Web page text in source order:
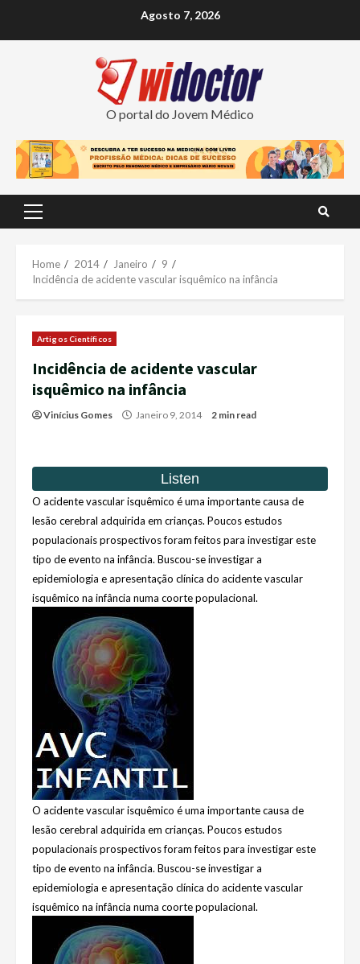
Agosto 7, 2026
O portal do Jovem Médico
Primary
Home 2014 Janeiro
9
Incidência de acidente vascular isquêmico na infância
Artigos Científicos
Incidência de acidente vascular
isquêmico na infância
Vinícius Gomes Janeiro 9, 2014 2 min read
O acidente vascular isquêmico é uma importante causa de
lesão cerebral adquirida em crianças. Poucos estudos
populacionais prospectivos foram feitos para investigar este
tipo de evento na infância. Buscou-se investigar a
epidemiologia e apresentação clínica do acidente vascular
isquêmico na infância numa coorte populacional.
O acidente vascular isquêmico é uma importante causa de
lesão cerebral adquirida em crianças. Poucos estudos
populacionais prospectivos foram feitos para investigar este
tipo de evento na infância. Buscou-se investigar a
epidemiologia e apresentação clínica do acidente vascular
isquêmico na infância numa coorte populacional.